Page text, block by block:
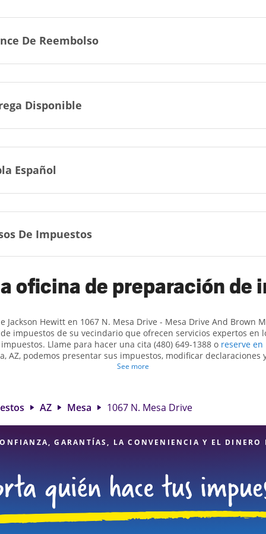
De Reembolso
Disponible
Español
De Impuestos
oficina de preparación de
Jackson Hewitt en 1067 N. Mesa Drive - Mesa Drive And Brown
impuestos de su vecindario que ofrecen servicios expertos en
Llame para hacer una cita (480) 649-1388 o reserve en
AZ, podemos presentar sus impuestos, modificar declaraciones
impuestos. Obtenga ayuda para presentar declaraciones de
Si necesita servicios de preparación de impuestos en Mesa,
N. Mesa Drive es una opción excelente. Con nuestros
al detalle y diversidad de servicios financieros, puede estar
See more
AZ Mesa 1067 N. Mesa Drive
GARANTÍAS, LA CONVENIENCIA Y EL DINERO